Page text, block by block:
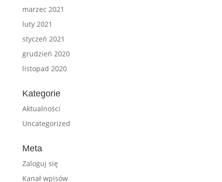
marzec 2021
luty 2021
styczeń 2021
grudzień 2020
listopad 2020
Kategorie
Aktualności
Uncategorized
Meta
Zaloguj się
Kanał wpisów